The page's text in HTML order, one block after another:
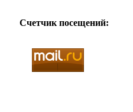
Счетчик посещений: